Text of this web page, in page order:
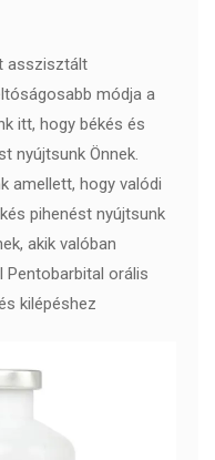
asszisztált
módja a
itt, hogy békés és
nyújtsunk Önnek.
amellett, hogy valódi
pihenést nyújtsunk
akik valóban
Pentobarbital orális
kilépéshez